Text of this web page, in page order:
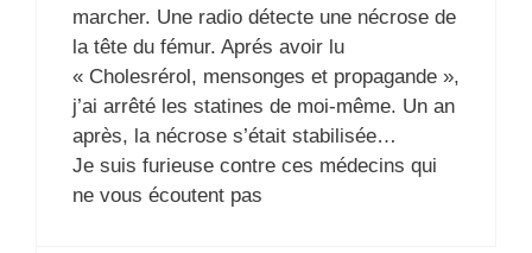
marcher. Une radio détecte une nécrose de
la tête du fémur. Aprés avoir lu
« Cholesrérol, mensonges et propagande »,
j’ai arrêté les statines de moi-même. Un an
après, la nécrose s’était stabilisée…
Je suis furieuse contre ces médecins qui
ne vous écoutent pas